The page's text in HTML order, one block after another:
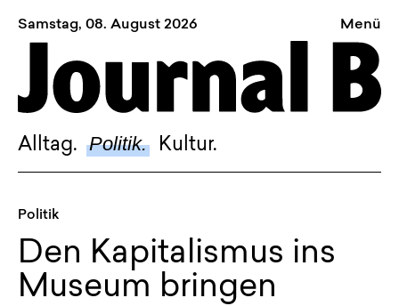
Samstag, 08. August 2026
Alltag. Politik. Kultur.
Menü
Sagt, was Bern bewegt
Alltag.
Politik.
Kultur.
Dossier.
Suche.
Politik
Den Kapitalismus ins
Museum bringen